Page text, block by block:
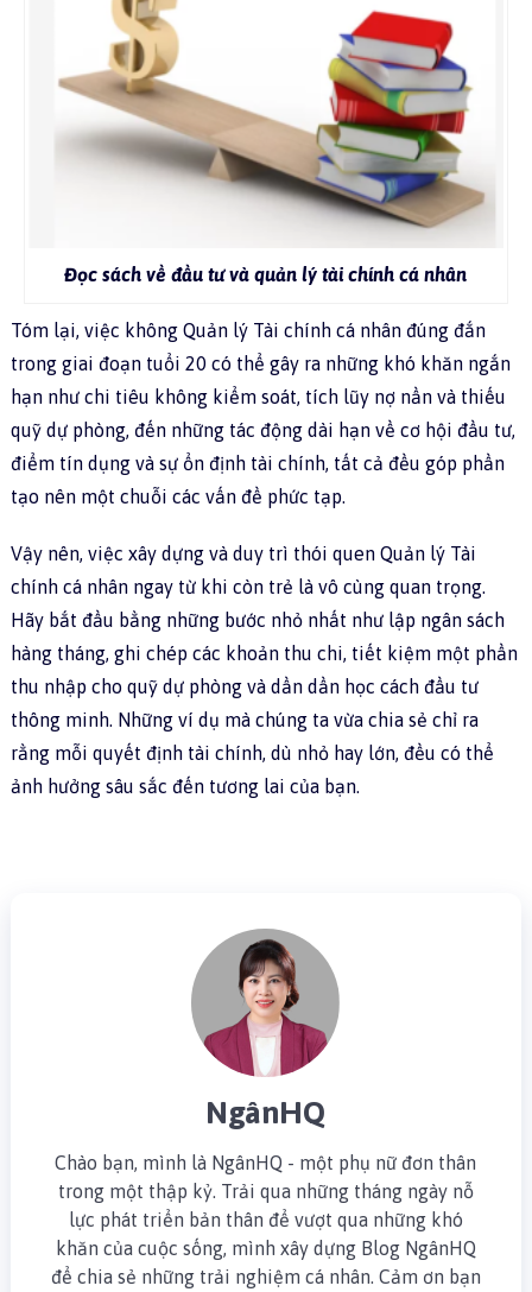
Đọc sách về đầu tư và quản lý tài chính cá nhân
Tóm lại, việc không Quản lý Tài chính cá nhân đúng đắn
trong giai đoạn tuổi 20 có thể gây ra những khó khăn ngắn
hạn như chi tiêu không kiểm soát, tích lũy nợ nần và thiếu
quỹ dự phòng, đến những tác động dài hạn về cơ hội đầu tư,
điểm tín dụng và sự ổn định tài chính, tất cả đều góp phần
tạo nên một chuỗi các vấn đề phức tạp.
Vậy nên, việc xây dựng và duy trì thói quen Quản lý Tài
chính cá nhân ngay từ khi còn trẻ là vô cùng quan trọng.
Hãy bắt đầu bằng những bước nhỏ nhất như lập ngân sách
hàng tháng, ghi chép các khoản thu chi, tiết kiệm một phần
thu nhập cho quỹ dự phòng và dần dần học cách đầu tư
thông minh. Những ví dụ mà chúng ta vừa chia sẻ chỉ ra
rằng mỗi quyết định tài chính, dù nhỏ hay lớn, đều có thể
ảnh hưởng sâu sắc đến tương lai của bạn.
NgânHQ
Chào bạn, mình là NgânHQ - một phụ nữ đơn thân
trong một thập kỷ. Trải qua những tháng ngày nỗ
lực phát triển bản thân để vượt qua những khó
khăn của cuộc sống, mình xây dựng Blog NgânHQ
để chia sẻ những trải nghiệm cá nhân. Cảm ơn bạn